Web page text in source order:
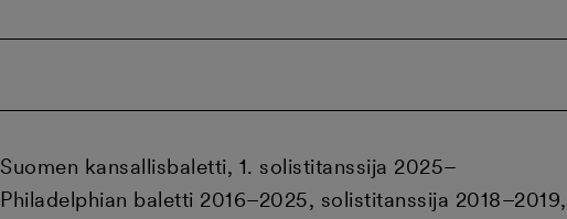
Suomen kansallisbaletti, 1. solistitanssija 2025–
Philadelphian baletti 2016–2025, solistitanssija